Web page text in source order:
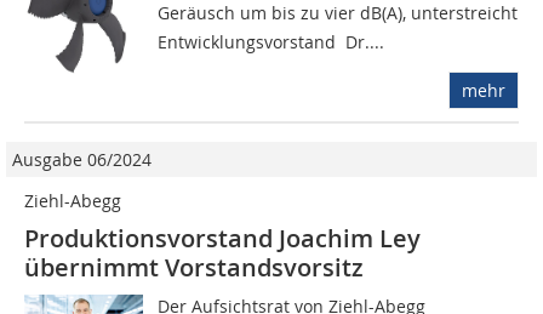
Geräusch um bis zu vier dB(A), unterstreicht
Entwicklungsvorstand Dr....
mehr
Ausgabe 06/2024
Ziehl-Abegg
Produktionsvorstand Joachim Ley
übernimmt Vorstandsvorsitz
Der Aufsichtsrat von Ziehl-Abegg